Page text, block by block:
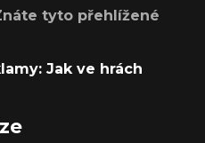
tyto přehlížené
Jak ve hrách